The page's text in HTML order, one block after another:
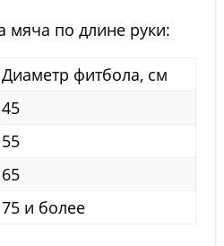
мяча по длине руки:
Диаметр фитбола, см
45
55
65
75 и более